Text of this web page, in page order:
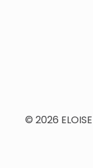
© 2026